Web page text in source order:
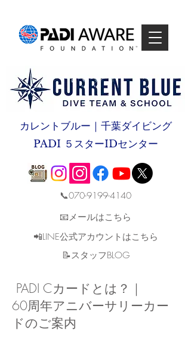
カレントブルー｜千葉ダイビング
PADI ５スターIDセンター
📞070-9199-4140
📧メールはこちら
📲LINE公式アカウントはこちら
​📝スタッフBLOG
PADI Cカードとは？｜
60周年アニバーサリーカー
ドのご案内